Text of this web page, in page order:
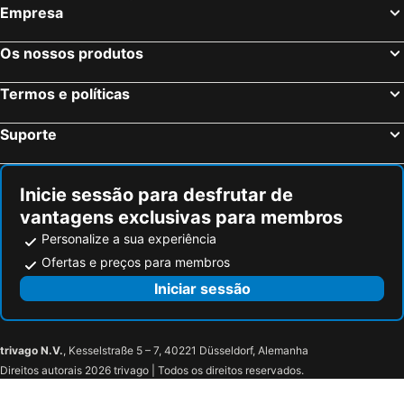
Manchester, Inglaterra Hotéis
Hounslow, Inglaterra Hotéis
Birmingham, Inglaterra Hotéis
Empresa
Os nossos produtos
Termos e políticas
Suporte
Inicie sessão para desfrutar de
vantagens exclusivas para membros
Personalize a sua experiência
Ofertas e preços para membros
Iniciar sessão
trivago N.V., Kesselstraße 5 – 7, 40221 Düsseldorf, Alemanha
Direitos autorais 2026 trivago | Todos os direitos reservados.